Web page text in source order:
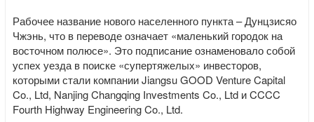
Рабочее название нового населенного пункта – Дунцзисяо
Чжэнь, что в переводе означает «маленький городок на
восточном полюсе». Это подписание ознаменовало собой
успех уезда в поиске «супертяжелых» инвесторов,
которыми стали компании Jiangsu GOOD Venture Capital
Co., Ltd, Nanjing Changqing Investments Co., Ltd и CCCC
Fourth Highway Engineering Co., Ltd.